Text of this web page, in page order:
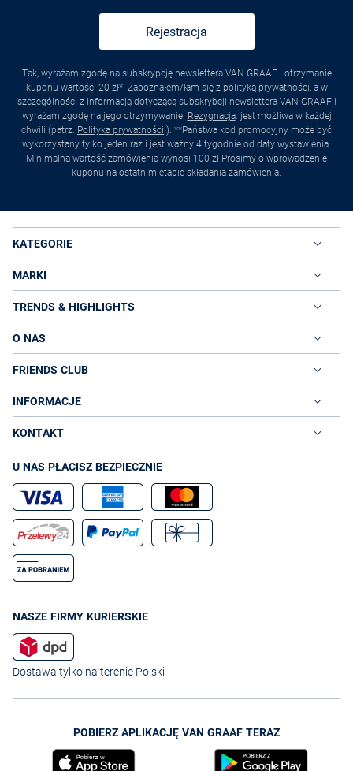
Rejestracja
Tak, wyrażam zgodę na subskrypcję newslettera VAN GRAAF i otrzymanie
kuponu wartości 20 zł*. Zapoznałem/łam się z polityką prywatności, a w
szczególności z informacją dotyczącą subskrybcji newslettera VAN GRAAF i
wyrażam zgodę na jego otrzymywanie. Rezygnacja. jest możliwa w każdej
chwili (patrz: Polityka prywatności ). **Państwa kod promocyjny może być
wykorzystany tylko jeden raz i jest ważny 4 tygodnie od daty wystawienia.
Minimalna wartość zamówienia wynosi 100 zł Prosimy o wprowadzenie
kuponu na ostatnim etapie składania zamówienia.
KATEGORIE
MARKI
TRENDS & HIGHLIGHTS
O NAS
FRIENDS CLUB
INFORMACJE
KONTAKT
U NAS PŁACISZ BEZPIECZNIE
NASZE FIRMY KURIERSKIE
Dostawa tylko na terenie Polski
POBIERZ APLIKACJĘ VAN GRAAF TERAZ